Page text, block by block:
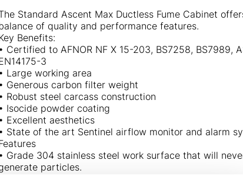
Standard Ascent Max Ductless Fume Cabinet
of quality and performance features.
Benefits:
• Certified to AFNOR NF X 15-203, BS7258, BS7989,
3
• Large working area
• Generous carbon filter weight
• Robust steel carcass construction
• Isocide powder coating
• Excellent aesthetics
• State of the art Sentinel airflow monitor and alarm
• Grade 304 stainless steel work surface that will
particles.